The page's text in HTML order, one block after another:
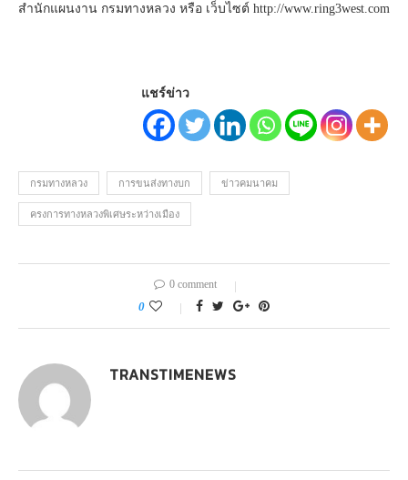
สำนักแผนงาน กรมทางหลวง หรือ เว็บไซต์ http://www.ring3west.com
แชร์ข่าว
กรมทางหลวง การขนส่งทางบก ข่าวคมนาคม
ครงการทางหลวงพิเศษระหว่างเมือง
0 comment
0
TRANSTIMENEWS